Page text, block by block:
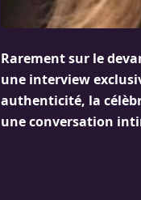
Rarement sur le
une interview
authenticité, la
une conversation